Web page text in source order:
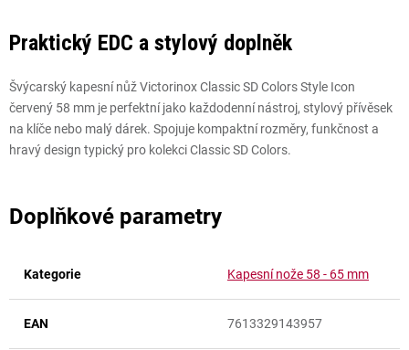
Praktický EDC a stylový doplněk
Švýcarský kapesní nůž Victorinox Classic SD Colors Style Icon
červený 58 mm je perfektní jako každodenní nástroj, stylový přívěsek
na klíče nebo malý dárek. Spojuje kompaktní rozměry, funkčnost a
hravý design typický pro kolekci Classic SD Colors.
Doplňkové parametry
Kategorie Kapesní nože 58 - 65 mm
EAN 7613329143957